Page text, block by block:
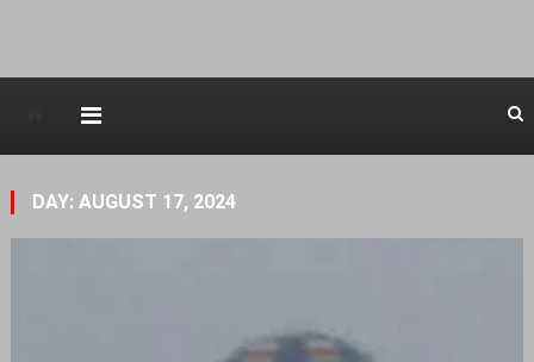
DAY: AUGUST 17, 2024